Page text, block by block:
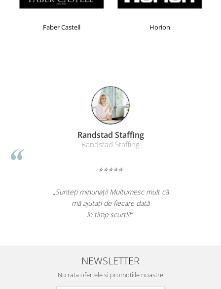
Horion
Farmacom Brasov
Farmacom
⭐⭐⭐⭐⭐
„Ne bucuram pentru reluarea colaborarii si
ne declaram multumiti pentru produsele plasate
si finalizate cu succes la timp."
NEWSLETTER
Nu rata ofertele si promotiile noastre